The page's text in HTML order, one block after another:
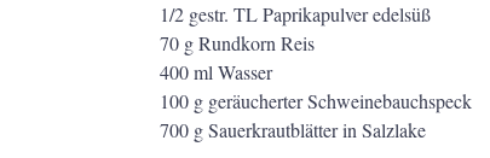
1/2 gestr. TLPaprikapulver edelsüß
70 gRundkorn Reis
400ml Wasser
100 g geräucherter Schweinebauchspeck
700 gSauerkrautblätter in Salzlake